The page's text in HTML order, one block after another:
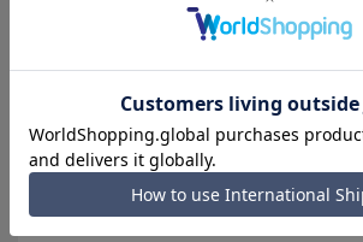
最新のお買い得情報
スーツスクエア